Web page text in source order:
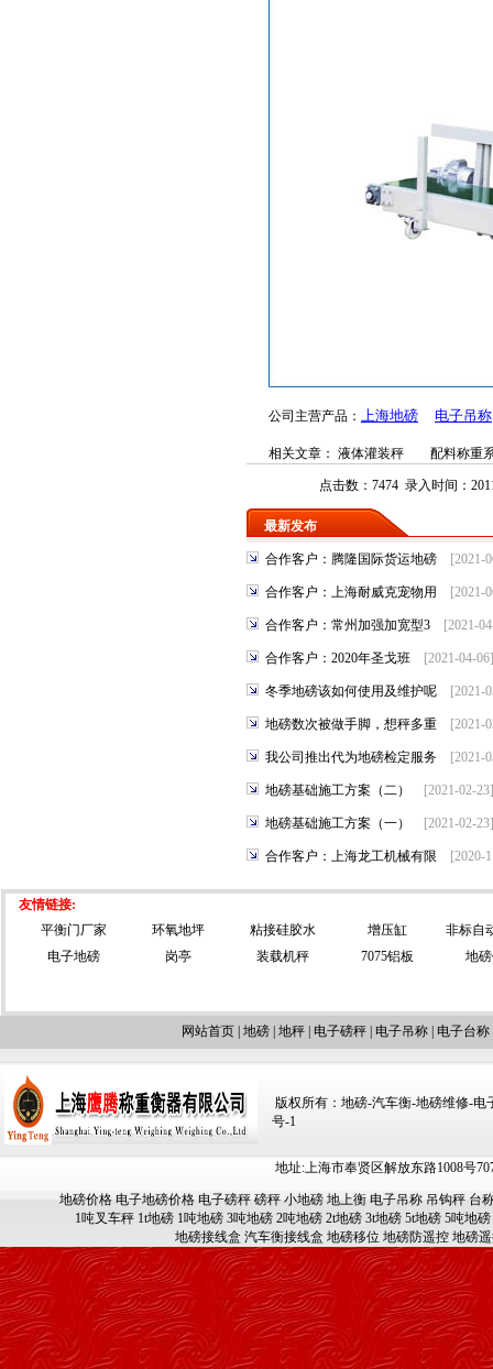
公司主营产品： 上海地磅 电子吊称
相关文章： 液体灌装秤 配料称重
点击数：7474 录入时间：
最新发布
合作客户：腾隆国际货运地磅 [2021-
合作客户：上海耐威克宠物用 [2021-
合作客户：常州加强加宽型3 [2021-
合作客户：2020年圣戈班 [2021-04-
冬季地磅该如何使用及维护呢 [2021-
地磅数次被做手脚，想秤多重 [2021-
我公司推出代为地磅检定服务 [2021-
地磅基础施工方案（二） [2021-02-
地磅基础施工方案（一） [2021-02-
合作客户：上海龙工机械有限 [2020-
友情链接:
平衡门厂家
环氧地坪 粘接硅胶水 增压缸
非标自
电子地磅
岗亭 装载机秤 7075铝板 地
网站首页 地磅 地秤 电子磅秤 电子吊称 电子台称
版权所有：地磅-汽车衡-地磅维修-电
号-1
地址:上海市奉贤区解放东路1008号
地磅价格 电子地磅价格 电子磅秤 磅秤 小地磅 地上衡 电子吊称 吊钩秤 台
1吨叉车秤 1t地磅 1吨地磅 3吨地磅 2吨地磅 2t地磅 3t地磅 5t地磅 5吨地磅
地磅接线盒 汽车衡接线盒 地磅移位 地磅防遥控 地磅